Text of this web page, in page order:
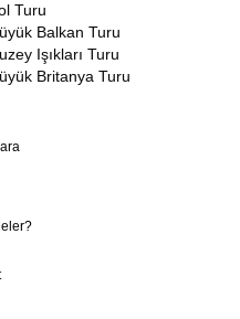
Turu
Balkan Turu
Işıkları Turu
Britanya Turu